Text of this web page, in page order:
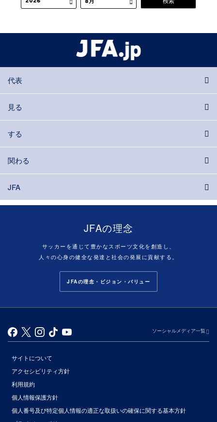
代表
見る
する
関わる
JFA
JFAの理念
サッカーを通じて豊かなスポーツ文化を創造し、
人々の心身の健全な発達と社会の発展に貢献する。
JFAの理念・ビジョン・バリュー
ソーシャルメディア一覧
サイトについて
アクセシビリティ方針
利用規約
個人情報保護方針
個人番号及び特定個人情報の適正な取扱いの確保に関する基本方針